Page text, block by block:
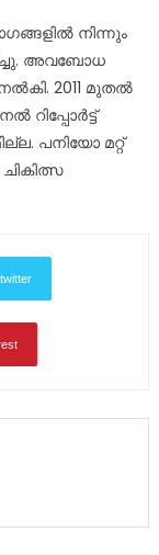
നിന്നും
അവബോധ
2011 മുതല്‍
റിപ്പോര്‍ട്ട്
പനിയോ മറ്റ്